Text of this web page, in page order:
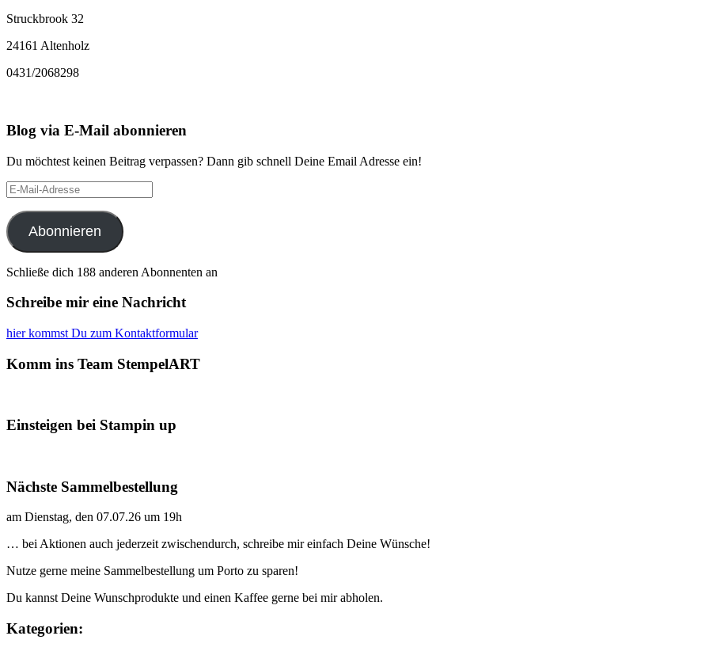
Struckbrook 32
24161 Altenholz
0431/2068298
Blog via E-Mail abonnieren
Du möchtest keinen Beitrag verpassen? Dann gib schnell Deine Email Adresse ein!
E-
Mail-
Adresse
Abonnieren
Schließe dich 188 anderen Abonnenten an
Schreibe mir eine Nachricht
hier kommst Du zum Kontaktformular
Komm ins Team StempelART
Einsteigen bei Stampin up
Nächste Sammelbestellung
am Dienstag, den 07.07.26 um 19h
… bei Aktionen auch jederzeit zwischendurch, schreibe mir einfach Deine Wünsche!
Nutze gerne meine Sammelbestellung um Porto zu sparen!
Du kannst Deine Wunschprodukte und einen Kaffee gerne bei mir abholen.
Kategorien: